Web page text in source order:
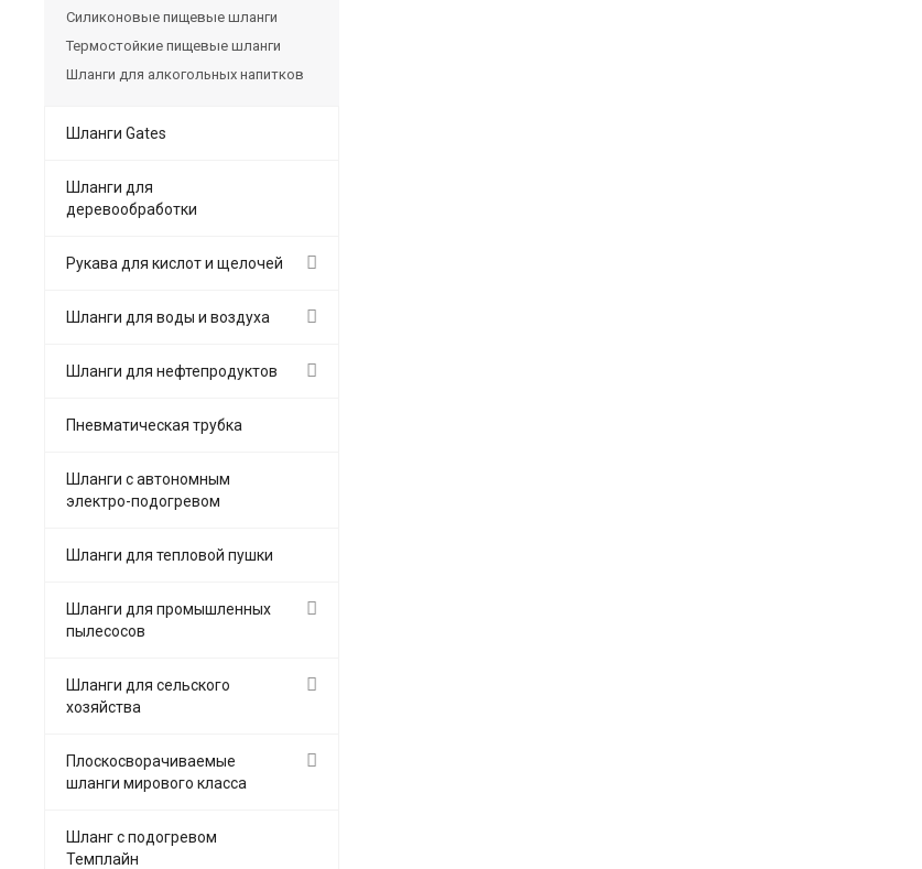
Силиконовые пищевые шланги
Термостойкие пищевые шланги
Шланги для алкогольных напитков
Шланги Gates
Шланги для
деревообработки
Рукава для кислот и щелочей
Шланги для воды и воздуха
Шланги для нефтепродуктов
Пневматическая трубка
Шланги с автономным
электро-подогревом
Шланги для тепловой пушки
Шланги для промышленных
пылесосов
Шланги для сельского
хозяйства
Плоскосворачиваемые
шланги мирового класса
Шланг с подогревом
Темплайн